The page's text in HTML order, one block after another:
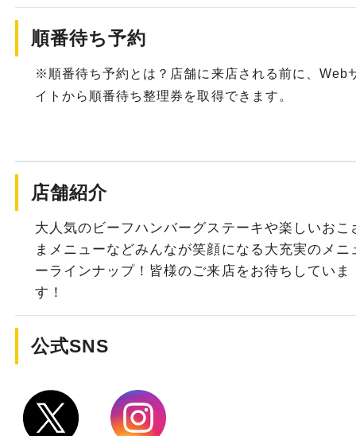
順番待ち予約
※順番待ち予約とは？店舗に来店される前に、Web
イトから順番待ち整理券を取得できます。
店舗紹介
大人気のビーフハンバーグステーキや楽しいおこ
まメニューなどみんなが笑顔になる大充実のメニ
ーラインナップ！皆様のご来店をお待ちしていま
す！
公式SNS